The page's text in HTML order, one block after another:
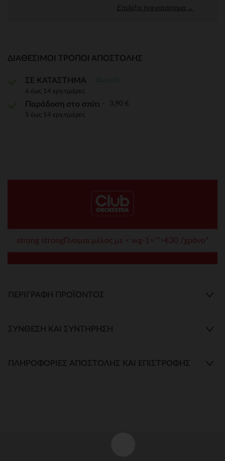
Επιλέξτε ένα κατάστημα →
ΔΙΑΘΈΣΙΜΟΙ ΤΡΌΠΟΙ ΑΠΟΣΤΟΛΉΣ
ΣΕ ΚΑΤΑΣΤΗΜΑ
6 έως 14 εργ.ημέρες
Παράδοση στο σπίτι 3,90 €
5 έως 14 εργ.ημέρες
strong strongΓίνομαι μέλος με < wg-1="">€30 /χρόνο*
ΠΕΡΙΓΡΑΦΉ ΠΡΟΪΌΝΤΟΣ
ΣΎΝΘΕΣΗ ΚΑΙ ΣΥΝΤΉΡΗΣΗ
ΠΛΗΡΟΦΟΡΊΕΣ ΑΠΟΣΤΟΛΉΣ ΚΑΙ ΕΠΙΣΤΡΟΦΉΣ